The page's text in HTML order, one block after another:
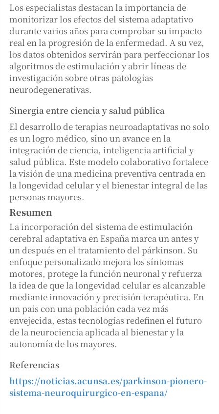
Los especialistas destacan la importancia de
monitorizar los efectos del sistema adaptativo
durante varios años para comprobar su impacto
real en la progresión de la enfermedad. A su vez,
los datos obtenidos servirán para perfeccionar los
algoritmos de estimulación y abrir líneas de
investigación sobre otras patologías
neurodegenerativas.
Sinergia entre ciencia y salud pública
El desarrollo de terapias neuroadaptativas no solo
es un logro médico, sino un avance en la
integración de ciencia, inteligencia artificial y
salud pública. Este modelo colaborativo fortalece
la visión de una medicina preventiva centrada en
la longevidad celular y el bienestar integral de las
personas mayores.
Resumen
La incorporación del sistema de estimulación
cerebral adaptativa en España marca un antes y
un después en el tratamiento del párkinson. Su
enfoque personalizado mejora los síntomas
motores, protege la función neuronal y refuerza
la idea de que la longevidad celular es alcanzable
mediante innovación y precisión terapéutica. En
un país con una población cada vez más
envejecida, estas tecnologías redefinen el futuro
de la neurociencia aplicada al bienestar y la
autonomía de los mayores.
Referencias
https://noticias.acunsa.es/parkinson-pionero-
sistema-neuroquirurgico-en-espana/